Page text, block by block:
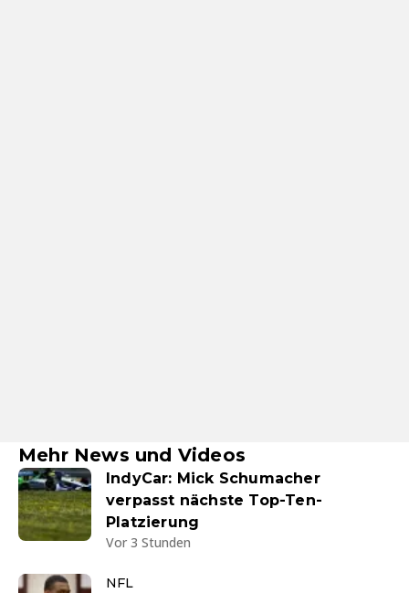
Mehr News und Videos
IndyCar: Mick Schumacher
verpasst nächste Top-Ten-
Platzierung
Vor 3 Stunden
NFL